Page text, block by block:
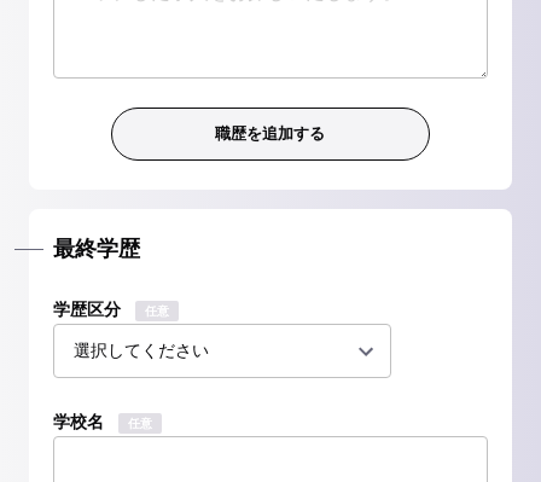
最終学歴
学歴区分 任意
学校名 任意